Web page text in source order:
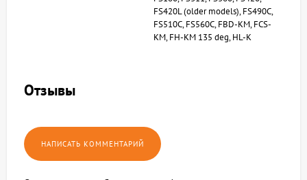
FS420L (older models), FS490C,
FS510C, FS560C, FBD-KM, FCS-
KM, FH-KM 135 deg, HL-K
Отзывы